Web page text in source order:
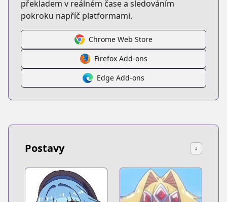
překladem v reálném čase a sledováním
pokroku napříč platformami.
Chrome Web Store
Firefox Add-ons
Edge Add-ons
Postavy ↓